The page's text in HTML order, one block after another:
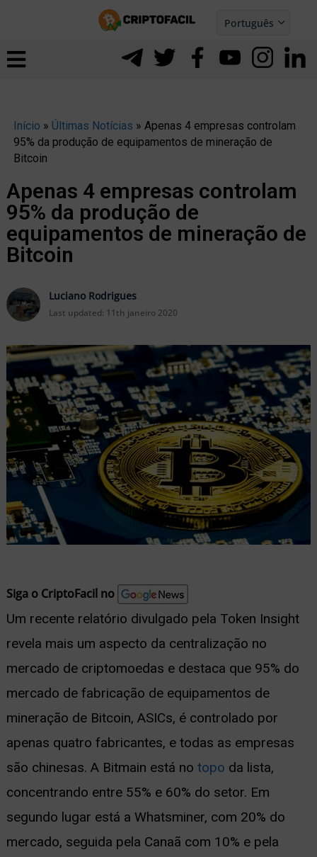
Português
Español
Início » Últimas Notícias » Apenas 4 empresas controlam
95% da produção de equipamentos de mineração de
Bitcoin
Apenas 4 empresas controlam
95% da produção de
equipamentos de mineração de
Bitcoin
Luciano Rodrigues
Last updated: 11th janeiro 2020
Siga o CriptoFacil no
Um recente relatório divulgado pela Token Insight
revela mais um aspecto da centralização no
mercado de criptomoedas e destaca que 95% do
mercado de fabricação de equipamentos de
mineração de Bitcoin, ASICs, é controlado por
apenas quatro fabricantes, e todas as empresas
são chinesas. A Bitmain está no topo da lista,
concentrando entre 55% e 60% do setor. Em
segundo lugar está a Whatsminer, com 20% do
mercado, seguida pela Canaã com 10% e pela